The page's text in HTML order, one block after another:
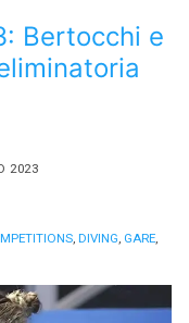
Bertocchi e
2023
, DIVING, GARE,